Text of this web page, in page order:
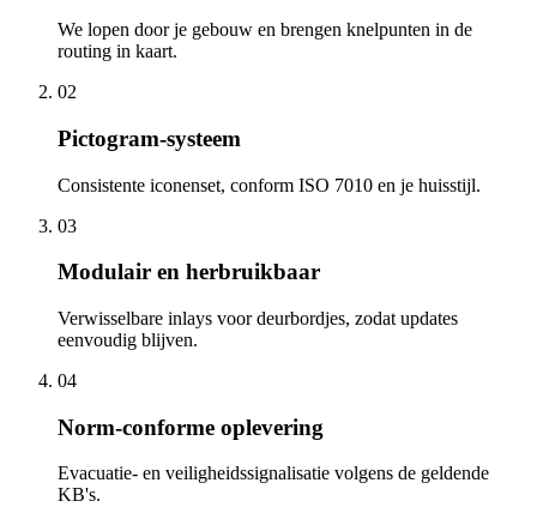
We lopen door je gebouw en brengen knelpunten in de
routing in kaart.
02
Pictogram-systeem
Consistente iconenset, conform ISO 7010 en je huisstijl.
03
Modulair en herbruikbaar
Verwisselbare inlays voor deurbordjes, zodat updates
eenvoudig blijven.
04
Norm-conforme oplevering
Evacuatie- en veiligheidssignalisatie volgens de geldende
KB's.